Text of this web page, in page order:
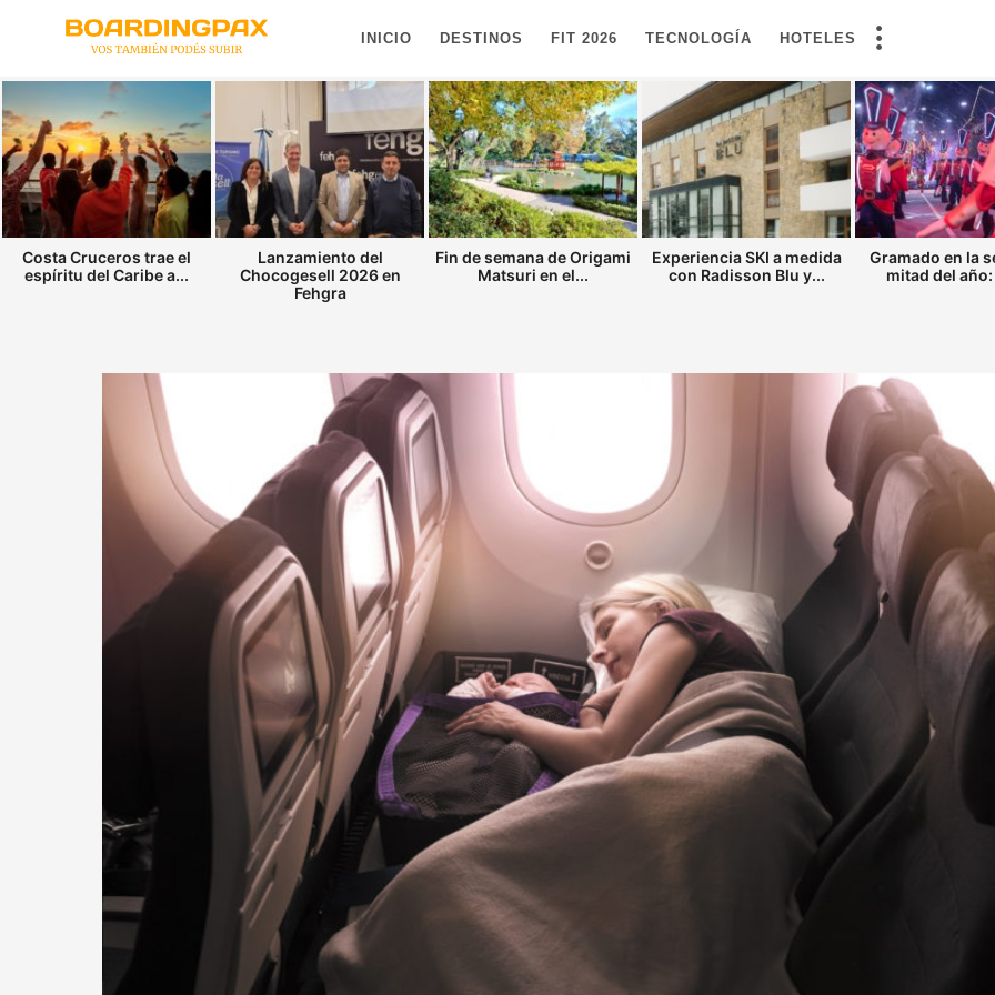
INICIO DESTINOS FIT 2026 TECNOLOGÍA HOTELES
Costa Cruceros trae el
espíritu del Caribe a...
Lanzamiento del
Chocogesell 2026 en
Fehgra
Fin de semana de Origami
Matsuri en el...
Experiencia SKI a medida
con Radisson Blu y...
Gramado en la
mitad del